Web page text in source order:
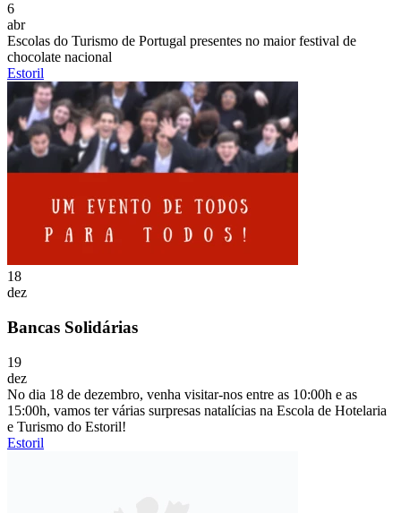
6
abr
Escolas do Turismo de Portugal presentes no maior festival de
chocolate nacional
Estoril
18
dez
Bancas Solidárias
19
dez
No dia 18 de dezembro, venha visitar-nos entre as 10:00h e as
15:00h, vamos ter várias surpresas natalícias na Escola de Hotelaria
e Turismo do Estoril!
Estoril